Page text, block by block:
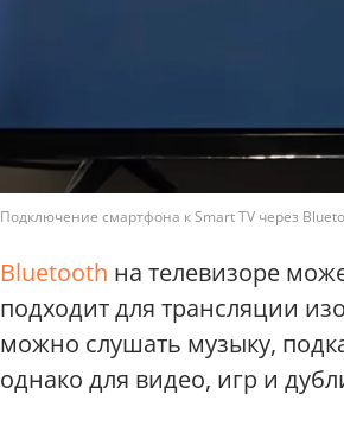
Подключение смартфона к Smart TV через
Bluetooth на телевизоре
подходит для трансляции
можно слушать музыку,
однако для видео, игр и